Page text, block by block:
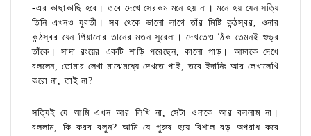
-এর কাছাকাছি হবে। তবে দেখে সেরকম মনে হয় না। মনে হয় যেন সত্যি
তিনি এখনও যুবতী। সব থেকে ভালো লাগে তাঁর মিষ্টি কন্ঠস্বর, ওনার
কন্ঠস্বর যেন পিয়ানোর তানের মতন সুরেলা। দেখতেও ঠিক তেমনই শুভ্র
তাঁকে। সাদা রংয়ের একটি শাড়ি পরেছেন, কালো পাড়। আমাকে দেখে
বললেন, তোমার লেখা মাঝেমধ্যে দেখতে পাই, তবে ইদানিং আর লেখালেখি
করো না, তাই না?
সত্যিই যে আমি এখন আর লিখি না, সেটা ওনাকে আর বললাম না।
বললাম, কি করব বলুন? আমি যে পুরুষ হয়ে বিশাল বড় অপরাধ করে